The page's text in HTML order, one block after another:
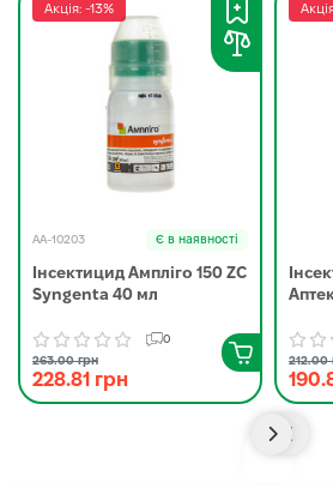
Акція: -13%
AA-10203 Є в наявності
Інсектицид Ампліго 150 ZC
Syngenta 40 мл
0
263.00 грн
228.81 грн
212.00